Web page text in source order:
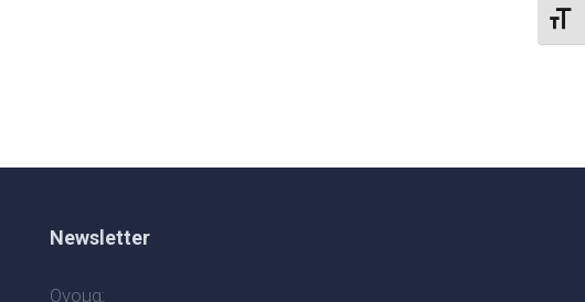
Newsletter
Ονομα: